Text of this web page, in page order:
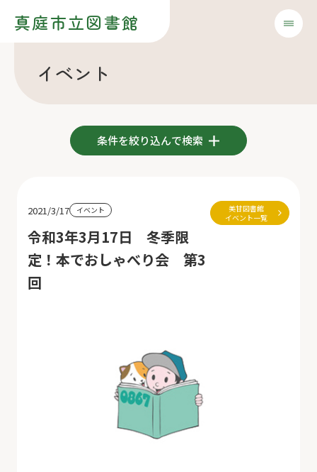
真庭市立図書館
イベント
条件を絞り込んで検索
2021/3/17 イベント
令和3年3月17日 冬季限
定！本でおしゃべり会 第3
回
美甘図書館
イベント一覧